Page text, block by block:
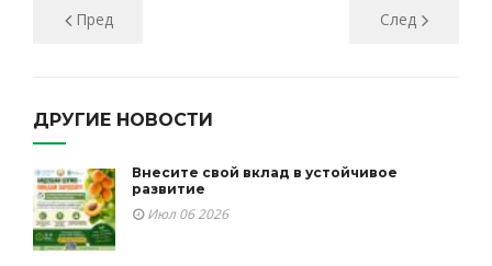
Пред След
ДРУГИЕ НОВОСТИ
Внесите свой вклад в устойчивое
развитие
Июл 06 2026